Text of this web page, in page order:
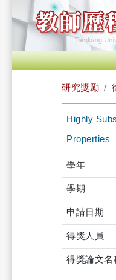
研究獎勵
Highly
Properties
學年
學期
申請日期
得獎人員
得獎論文名